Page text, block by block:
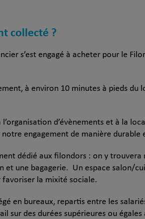
collecté ?
s’est engagé à acheter pour le
à environ 10 minutes à pieds du
l’organisation d’évènements et à la
notre engagement de manière durable
dédié aux filondors : on y
et une bagagerie. Un espace salon/
la mixité sociale.
en bureaux, repartis entre les
sur des durées supérieures ou